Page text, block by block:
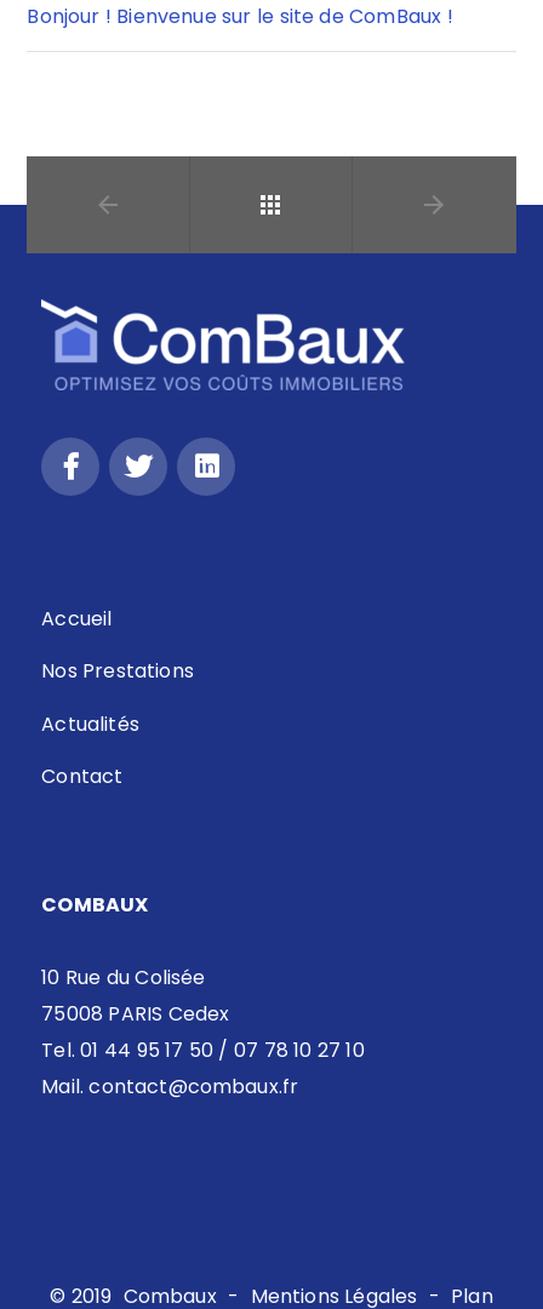
Bonjour ! Bienvenue sur le site de ComBaux !
Accueil
Nos Prestations
Actualités
Contact
COMBAUX
10 Rue du Colisée
75008 PARIS Cedex
Tel. 01 44 95 17 50 / 07 78 10 27 10
Mail.contact@combaux.fr
© 2019 Combaux - Mentions Légales - Plan